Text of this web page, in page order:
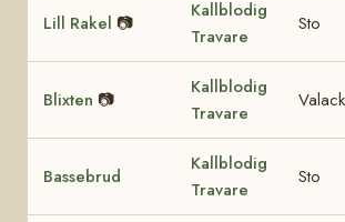
Lill Rakel 📷
Kallblodig
Travare
Sto
Blixten 📷
Kallblodig
Travare
Valack
Bassebrud
Kallblodig
Travare
Sto